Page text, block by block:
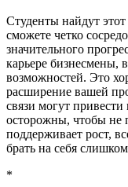
Студенты найдут
сможете четко
значительного
карьере бизнесмены,
возможностей. Это
расширение вашей
связи могут
осторожны, чтобы не
поддерживает рост,
брать на себя
*